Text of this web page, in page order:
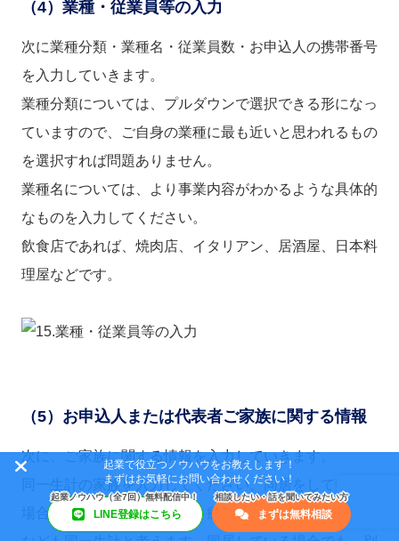
（4）業種・従業員等の入力
次に業種分類・業種名・従業員数・お申込人の携帯番号
を入力していきます。
業種分類については、プルダウンで選択できる形になっ
ていますので、ご自身の業種に最も近いと思われるもの
を選択すれば問題ありません。
業種名については、より事業内容がわかるような具体的
なものを入力してください。
飲食店であれば、焼肉店、イタリアン、居酒屋、日本料
理屋などです。
（5）お申込人または代表者ご家族に関する情報
次に、ご家族に関する情報を入力していきます。
同一生計の家族を入力してください。同居をしていない
場合でも、生活費や学資金、療養費を負担している学生
起業で役立つノウハウをお教えします！
まずはお気軽にお問い合わせください！
LINE登録はこちら まずは無料相談